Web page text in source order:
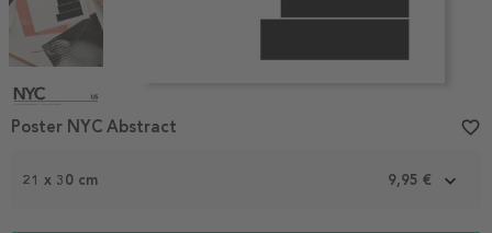
1
21 x 30 cm 9,95 €
Poster NYC Abstract favorite_border